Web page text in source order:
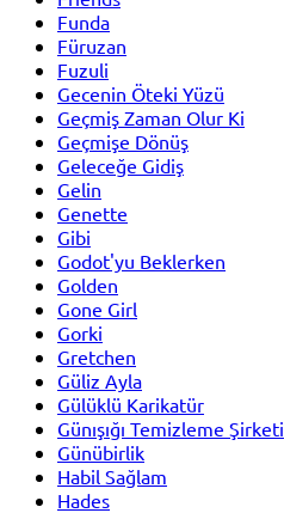
Funda
Füruzan
Fuzuli
Gecenin Öteki Yüzü
Geçmiş Zaman Olur Ki
Geçmişe Dönüş
Geleceğe Gidiş
Gelin
Genette
Gibi
Godot'yu Beklerken
Golden
Gone Girl
Gorki
Gretchen
Güliz Ayla
Gülüklü Karikatür
Günışığı Temizleme Şirketi
Günübirlik
Habil Sağlam
Hades